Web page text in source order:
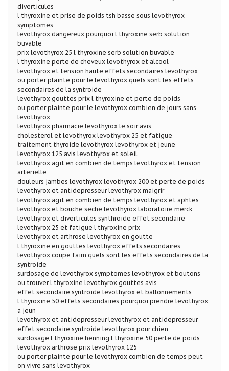
diverticules
l thyroxine et prise de poids tsh basse sous levothyrox
symptomes
levothyrox dangereux pourquoi l thyroxine serb solution
buvable
prix levothyrox 25 l thyroxine serb solution buvable
l thyroxine perte de cheveux levothyrox et alcool
levothyrox et tension haute effets secondaires levothyrox
ou porter plainte pour le levothyrox quels sont les effets
secondaires de la syntroide
levothyrox gouttes prix l thyroxine et perte de poids
ou porter plainte pour le levothyrox combien de jours sans
levothyrox
levothyrox pharmacie levothyrox le soir avis
cholesterol et levothyrox levothyrox 25 et fatigue
traitement thyroide levothyrox levothyrox et jeune
levothyrox 125 avis levothyrox et soleil
levothyrox agit en combien de temps levothyrox et tension
arterielle
douleurs jambes levothyrox levothyrox 200 et perte de poids
levothyrox et antidepresseur levothyrox maigrir
levothyrox agit en combien de temps levothyrox et aphtes
levothyrox et bouche seche levothyrox laboratoire merck
levothyrox et diverticules synthroide effet secondaire
levothyrox 25 et fatigue l thyroxine prix
levothyrox et arthrose levothyrox en goutte
l thyroxine en gouttes levothyrox effets secondaires
levothyrox coupe faim quels sont les effets secondaires de la
syntroide
surdosage de levothyrox symptomes levothyrox et boutons
ou trouver l thyroxine levothyrox gouttes avis
effet secondaire syntroide levothyrox et ballonnements
l thyroxine 50 effets secondaires pourquoi prendre levothyrox
a jeun
levothyrox et antidepresseur levothyrox et antidepresseur
effet secondaire syntroide levothyrox pour chien
surdosage l thyroxine henning l thyroxine 50 perte de poids
levothyrox arthrose prix levothyrox 125
ou porter plainte pour le levothyrox combien de temps peut
on vivre sans levothyrox